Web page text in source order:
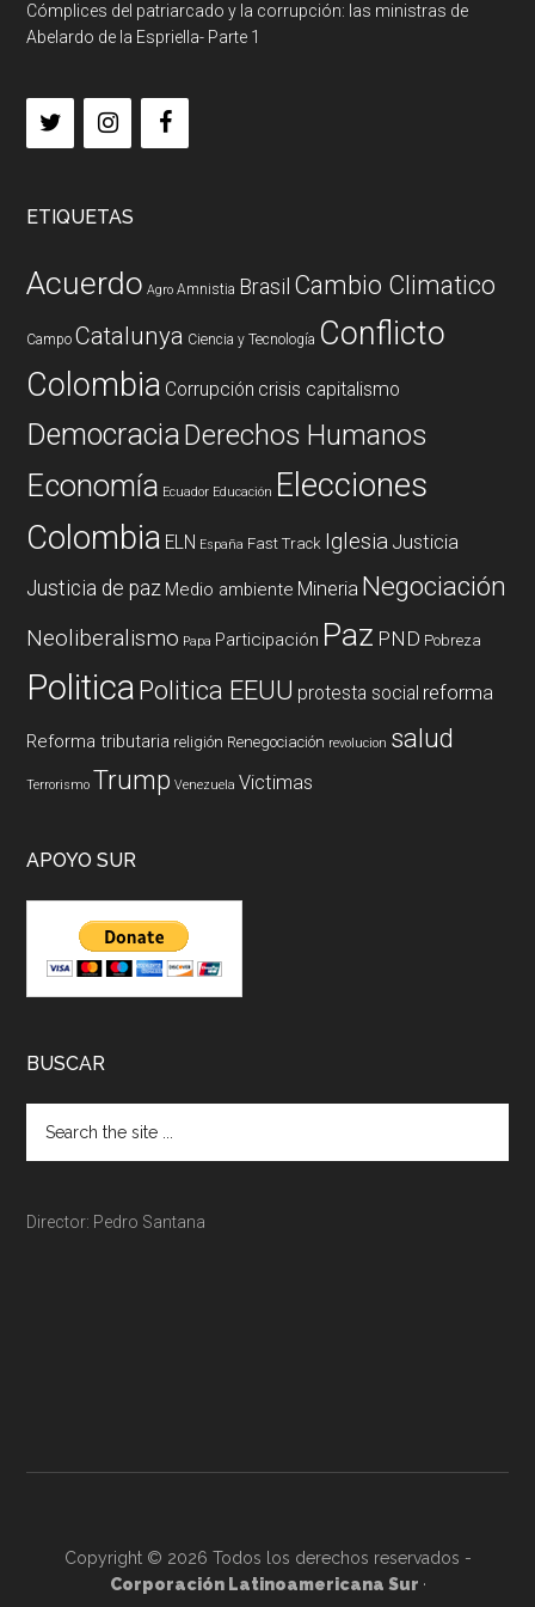
Cómplices del patriarcado y la corrupción: las ministras de
Abelardo de la Espriella- Parte 1
ETIQUETAS
Acuerdo Agro Amnistia Brasil Cambio Climatico
Campo Catalunya Ciencia y Tecnología Conflicto
Colombia Corrupción crisis capitalismo
DemocraciaDerechos Humanos
Economía Ecuador Educación Elecciones
Colombia ELN España Fast Track Iglesia Justicia
Justicia de paz Medio ambiente Mineria Negociación
Neoliberalismo Papa Participación Paz PND Pobreza
PoliticaPolitica EEUU protesta social reforma
Reforma tributaria religión Renegociación revolucion salud
Terrorismo Trump Venezuela Victimas
APOYO SUR
BUSCAR
Director: Pedro Santana
Copyright © 2026 Todos los derechos reservados -
Corporación Latinoamericana Sur ·